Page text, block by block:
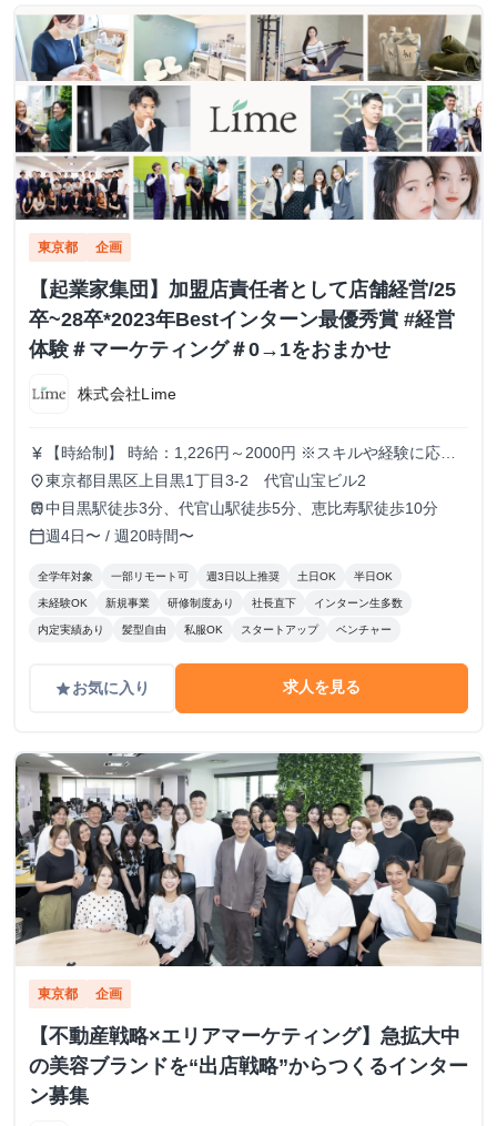
東京都 企画
【起業家集団】加盟店責任者として店舗経営/25
卒~28卒*2023年Bestインターン最優秀賞 #経営
体験＃マーケティング＃0→1をおまかせ
株式会社Lime
currency_yen
【時給制】 時給：1,226円～2000円 ※スキルや経験に応じ
て昇給します。 【月給制】 尚、フルコミットできる方は月
給制もご用意しております。 月給: 230,000円〜 ※毎月行う
評価面談により毎月昇給の可能性あり ※年間の昇給平均額
80,000円 <モデル月収> 260,000円 /入社6ヶ月 330,000
円 /入社1年 400,000円 /入社1年半 500,000円 /入社2年
place東京都目黒区上目黒1丁目3-2 代官山宝ビル2
train中目黒駅徒歩3分、代官山駅徒歩5分、恵比寿駅徒歩10分
calendar_today週4日〜 / 週20時間〜
全学年対象 一部リモート可 週3日以上推奨 土日OK 半日OK
未経験OK 新規事業 研修制度あり 社長直下 インターン生多数
内定実績あり 髪型自由 私服OK スタートアップ ベンチャー
gradeお気に入り 求人を見る
東京都 企画
【不動産戦略×エリアマーケティング】急拡大中
の美容ブランドを“出店戦略”からつくるインター
ン募集